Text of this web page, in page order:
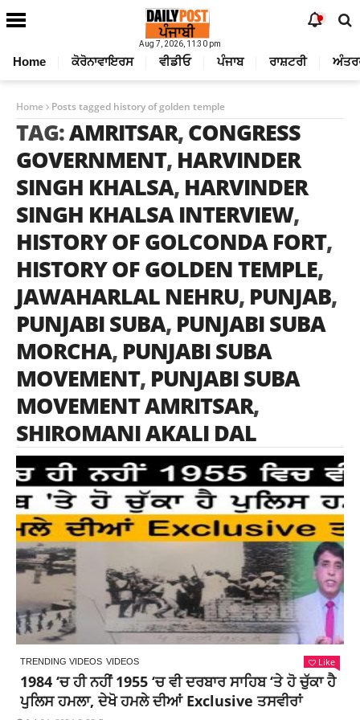
Aug 7, 2026, 11:30 pm
Home ਕੋਰੋਨਾਵਾਇਰਸ ਵੀਡੀਓ ਪੰਜਾਬ ਰਾਸ਼ਟਰੀ
Home Posts tagged history of golden temple
TAG:AMRITSAR,CONGRESS
GOVERNMENT, HARVINDER
SINGH KHALSA, HARVINDER
SINGH KHALSA INTERVIEW,
HISTORY OF GOLCONDA FORT,
HISTORY OF GOLDEN TEMPLE,
JAWAHARLAL NEHRU, PUNJAB,
PUNJABI SUBA, PUNJABI SUBA
MORCHA, PUNJABI SUBA
MOVEMENT, PUNJABI SUBA
MOVEMENT AMRITSAR,
SHIROMANI AKALI DAL
TRENDING VIDEOS VIDEOS Like
1984 ‘ਚ ਹੀ ਨਹੀਂ 1955 ‘ਚ ਵੀ ਦਰਬਾਰ ਸਾਹਿਬ ‘ਤੇ ਹੋ ਚੁੱਕਾ ਹੈ
ਪੁਲਿਸ ਹਮਲਾ, ਦੇਖੋ ਹਮਲੇ ਦੀਆਂ Exclusive ਤਸਵੀਰਾਂ